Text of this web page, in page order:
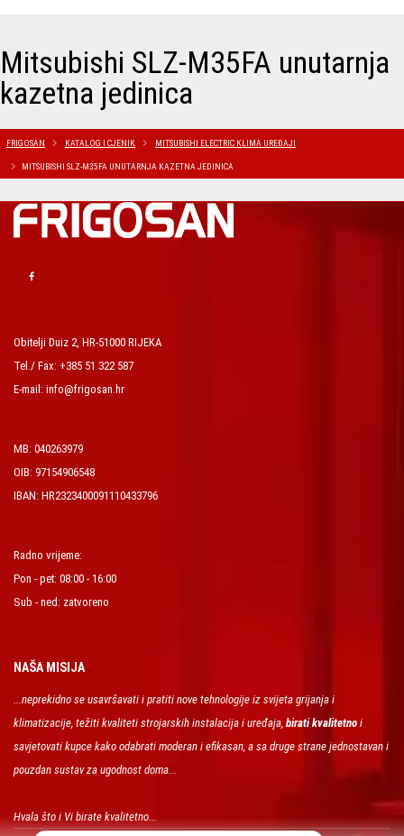
Mitsubishi SLZ-M35FA unutarnja
kazetna jedinica
FRIGOSAN KATALOG I CJENIK MITSUBISHI ELECTRIC KLIMA UREĐAJI
MITSUBISHI SLZ-M35FA UNUTARNJA KAZETNA JEDINICA
Obitelji Duiz 2, HR-51000 RIJEKA
Tel./ Fax: +385 51 322 587
E-mail: info@frigosan.hr
MB: 040263979
OIB: 97154906548
IBAN: HR2323400091110433796
Radno vrijeme:
Pon - pet: 08:00 - 16:00
Sub - ned: zatvoreno
NAŠA MISIJA
...neprekidno se usavršavati i pratiti nove tehnologije iz svijeta grijanja i
klimatizacije, težiti kvaliteti strojarskih instalacija i uređaja, birati kvalitetno i
savjetovati kupce kako odabrati moderan i efikasan, a sa druge strane jednostavan i
pouzdan sustav za ugodnost doma...
Hvala što i Vi birate kvalitetno...